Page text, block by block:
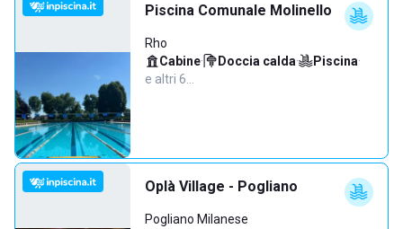
Piscina Comunale Molinello
Rho
Cabine· Doccia calda· Piscina·
e altri 6…
Oplà Village - Pogliano
Pogliano Milanese